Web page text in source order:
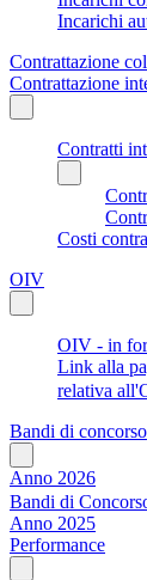
Incarichi
Contrattazione
Contrattazione
Contratti
Costi
OIV
OIV - in
Link alla
relativa
Bandi di concorso
Anno 2026
Bandi di
Anno 2025
Performance